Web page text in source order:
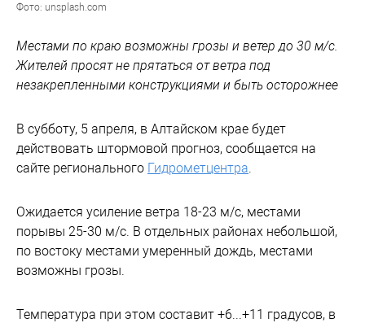
Фото: unsplash.com
Местами по краю возможны грозы и ветер до 30 м/с.
Жителей просят не прятаться от ветра под
незакрепленными конструкциями и быть осторожнее
В субботу, 5 апреля, в Алтайском крае будет
действовать штормовой прогноз, сообщается на
сайте регионального Гидрометцентра
Ожидается усиление ветра 18-23 м/с, местами
порывы 25-30 м/с. В отдельных районах небольшой,
по востоку местами умеренный дождь, местами
возможны грозы.
Температура при этом составит +6...+11 градусов, в